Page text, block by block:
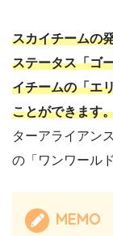
スカイチームの
ステータス「ゴ
イチームの「エ
ことができます
ターアライアン
の「ワンワール
MEMO